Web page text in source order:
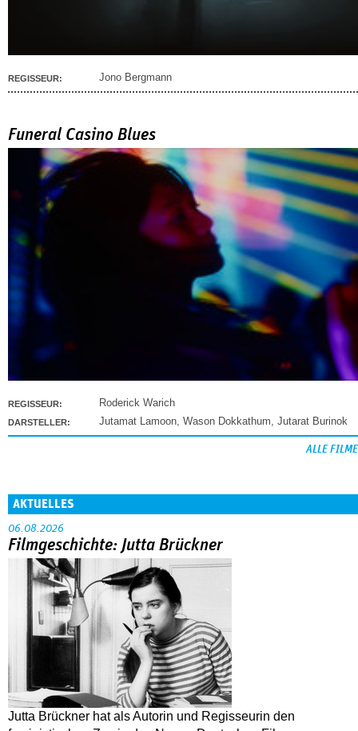
REGISSEUR: Jono Bergmann
Funeral Casino Blues
REGISSEUR: Roderick Warich
DARSTELLER: Jutamat Lamoon, Wason Dokkathum, Jutarat Burinok
ALLE FILME
AKTUELLES
06.08.2026
Filmgeschichte: Jutta Brückner
Jutta Brückner hat als Autorin und Regisseurin den